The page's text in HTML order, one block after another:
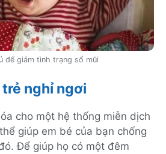
để giảm tình trạng sổ mũi
nghỉ ngơi
cho một hệ thống miễn dịch
giúp em bé của bạn chống
Để giúp họ có một đêm